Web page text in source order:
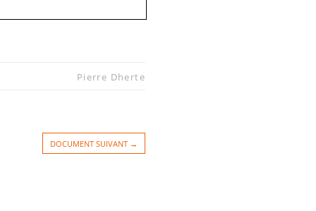
Pierre Dherte
DOCUMENT SUIVANT →